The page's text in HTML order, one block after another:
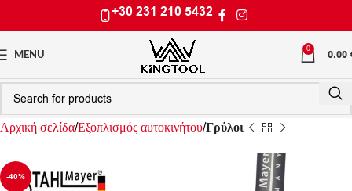
+30 231 210 5432
MENU
0 0.00
Αρχική σελίδαΕξοπλισμός αυτοκινήτουΓρύλοι
-40%